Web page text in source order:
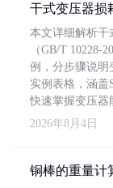
干式变压器损
本文详细解析干
（GB/T 10228-
例，分步骤说明
实例表格，涵盖
快速掌握变压器
2026年8月4日
铜棒的重量计